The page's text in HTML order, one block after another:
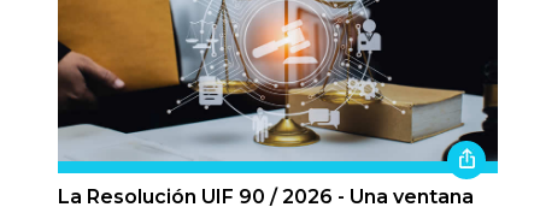
La Resolución UIF 90 / 2026 - Una ventana